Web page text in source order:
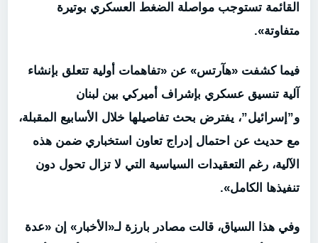
القائمة تستوجب مواصلة الضغط العسكري بوتيرة
متفاوتة».
فيما كشفت «هآرتس» عن «تفاهمات أولية تتعلق بإنشاء
آلية تنسيق عسكري بإشراف أميركي بين لبنان
و”إسرائيل”، يفترض بحث تفاصيلها خلال الأسابيع المقبلة،
مع حديث عن احتمال إدراج تعاون استخباري ضمن هذه
الآلية، رغم التعقيدات السياسية التي لا تزال تحول دون
تنفيذها الكامل».
وفي هذا السياق، قالت مصادر بارزة لـ«الأخبار» إن «عدة